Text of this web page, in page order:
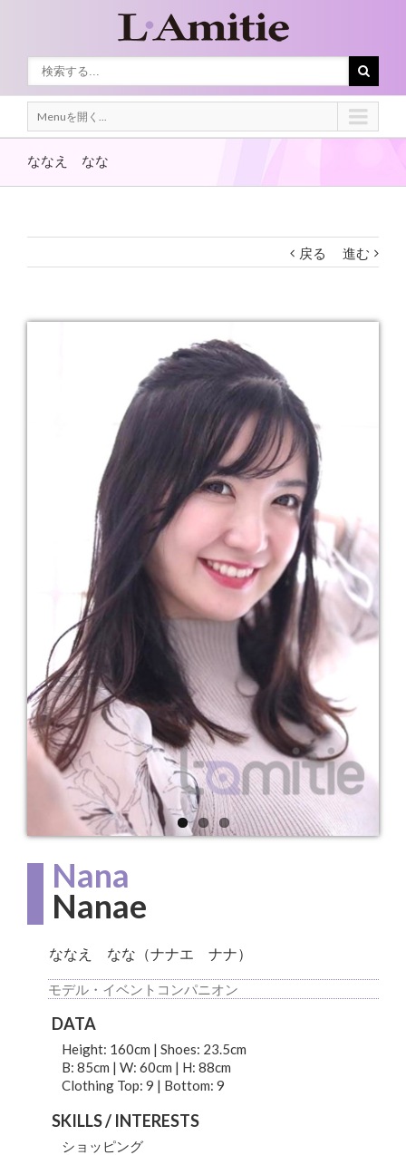
Menuを開く...
ななえ なな
戻る 進む
Nana
Nanae
ななえ なな（ナナエ ナナ）
モデル・イベントコンパニオン
DATA
Height: 160cm | Shoes: 23.5cm
B: 85cm | W: 60cm | H: 88cm
Clothing Top: 9 | Bottom: 9
SKILLS / INTERESTS
ショッピング